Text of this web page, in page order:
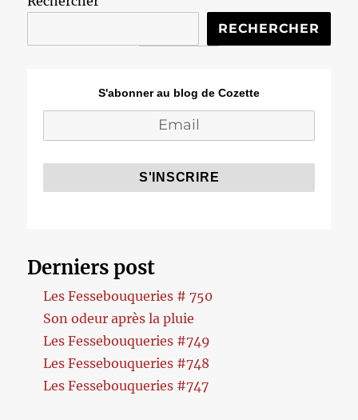
RECHERCHER
S'abonner au blog de Cozette
Derniers post
Les Fessebouqueries # 750
Son odeur après la pluie
Les Fessebouqueries #749
Les Fessebouqueries #748
Les Fessebouqueries #747